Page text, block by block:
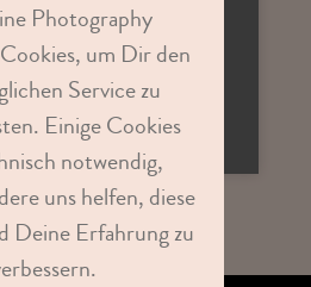
Photography
um Dir den
Service zu
Einige Cookies
notwendig,
uns helfen, diese
Deine Erfahrung zu